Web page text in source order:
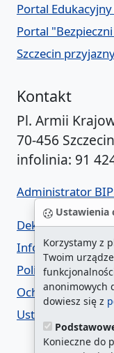
Ustawienia
Korzystamy z
Twoim
anonimowych
dowiesz się z
Konieczne do
Portal Edukacyjny
Portal
Szczecin
Kontakt
Pl. Armii
70-456 Szczecin
infolinia: 91
Administrator
Deklaracja
Informacja o
Polityka
Ochrona danych
Ustawienia cookies